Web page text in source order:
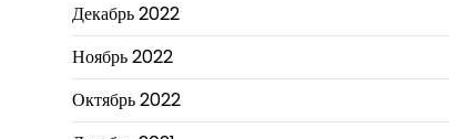
Декабрь 2022
Ноябрь 2022
Октябрь 2022